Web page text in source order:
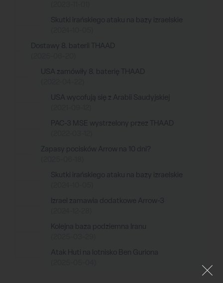
Skutki irańskiego ataku na bazy izraelskie
Dostawy 8. baterii THAAD
USA zamówiły 8. baterię THAAD
USA wycofują się z Arabii Saudyjskiej
PAC-3 MSE wystrzelony przez THAAD
Zapasy pocisków Arrow na 10 dni?
Skutki irańskiego ataku na bazy izraelskie
Izrael zamawia dodatkowe Arrow-3
Kolejna baza podziemna Iranu
Atak Huti na lotnisko Ben Guriona